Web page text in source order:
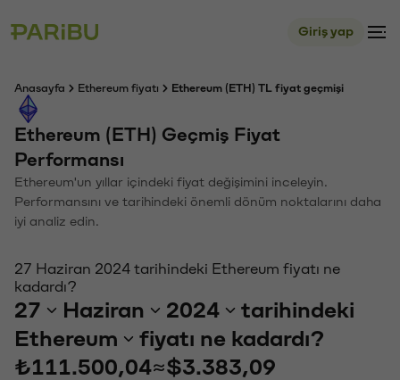
Giriş yap
Anasayfa Ethereum fiyatı Ethereum (ETH) TL fiyat geçmişi
Ethereum (ETH) Geçmiş Fiyat
Performansı
Ethereum'un yıllar içindeki fiyat değişimini inceleyin.
Performansını ve tarihindeki önemli dönüm noktalarını daha
iyi analiz edin.
27 Haziran 2024 tarihindeki Ethereum fiyatı ne
kadardı?
27 Haziran 2024
tarihindeki
Ethereum
fiyatı ne kadardı?
₺111.500,04≈$3.383,09